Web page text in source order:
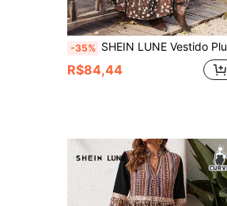
-35% SHEIN LUNE Vestido Plus Size Feminino de Verão Elegante e Fashion para Férias, Boêmio Romântico com Estampa Floral, Sem Mangas, Cintura Marcada e Corte em A
R$84,44